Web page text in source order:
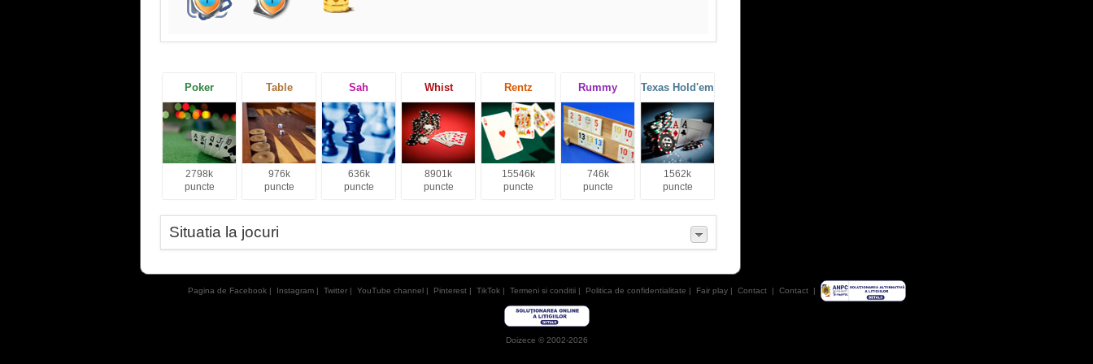
Poker
2798k
puncte
Table
976k
puncte
Sah
636k
puncte
Whist
8901k
puncte
Rentz
15546k
puncte
Rummy
746k
puncte
Texas Hold'em
1562k
puncte
Situatia la jocuri
Pagina de Facebook| Instagram| Twitter| YouTube channel| Pinterest| TikTok| Termeni si conditii| Politica de confidentialitate | Fair play| Contact| Contact|
Doizece © 2002-2026